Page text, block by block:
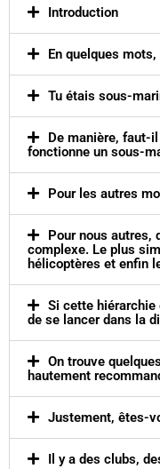
Introduction
En quelques
Tu étais sous-
De manière, faut-
fonctionne un sous-
Pour les autres
Pour nous autres,
complexe. Le plus
hélicoptères et enfin
Si cette
de se lancer dans la
On trouve
hautement
Justement, êtes-
Il y a des clubs,